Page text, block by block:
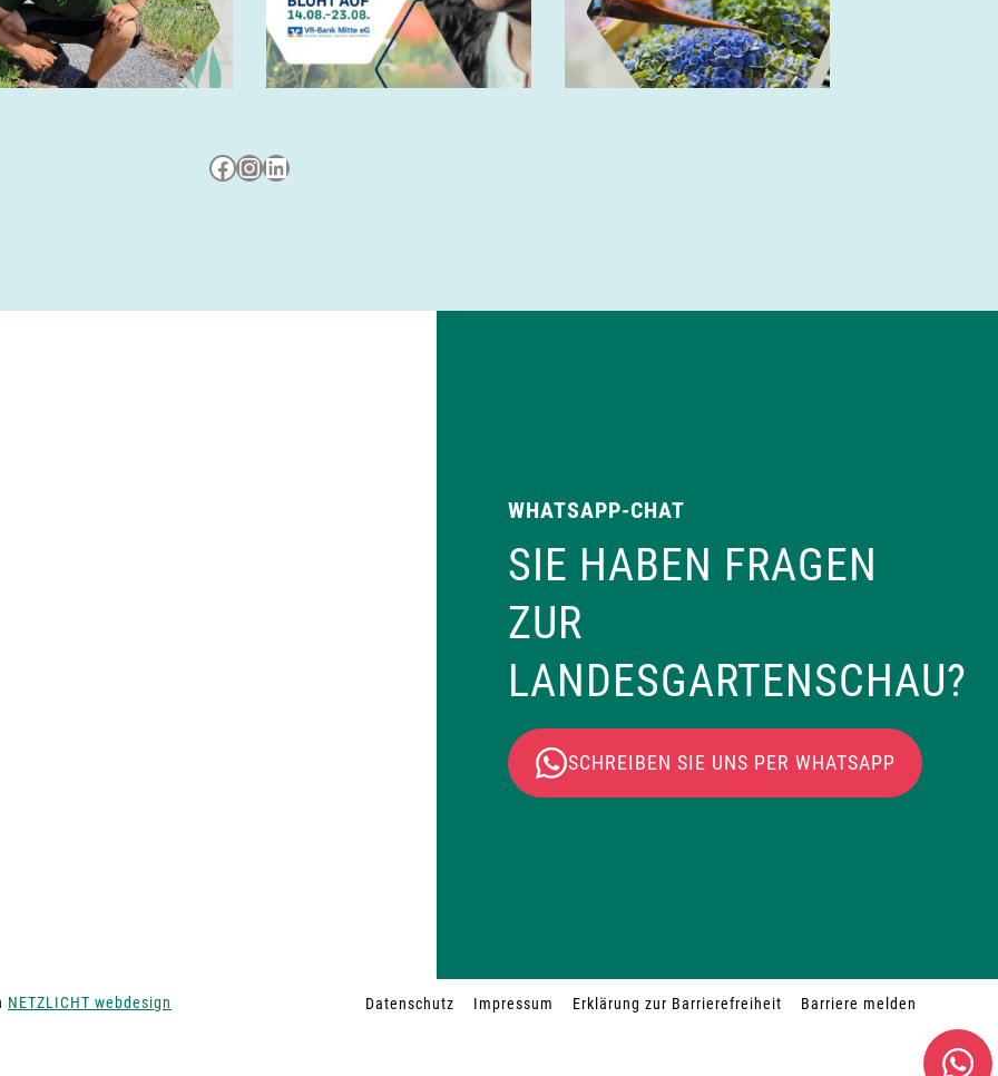
Besuche uns auf Facebook
Besuche uns auf Instagram
LinkedIn
WHATSAPP-CHAT
SIE HABEN FRAGEN
ZUR
LANDESGARTENSCHAU?
SCHREIBEN SIE UNS PER WHATSAPP
NETZLICHT webdesign Datenschutz Impressum Erklärung zur Barrierefreiheit Barriere melden